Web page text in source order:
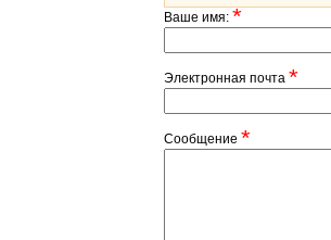
Ваше имя:*
Электронная почта *
Сообщение *